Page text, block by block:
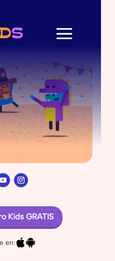
Kids GRATIS
en: